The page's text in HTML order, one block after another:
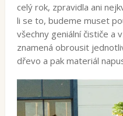
celý rok, zpravidla ani
li se to, budeme muset
všechny geniální čističe a
znamená obrousit
dřevo a pak materiál